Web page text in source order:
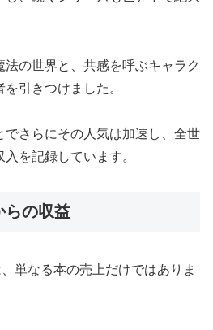
の世界と、共感を呼ぶキャラク
引きつけました。
でさらにその人気は加速し、全世
を記録しています。
らの収益
単なる本の売上だけではありま